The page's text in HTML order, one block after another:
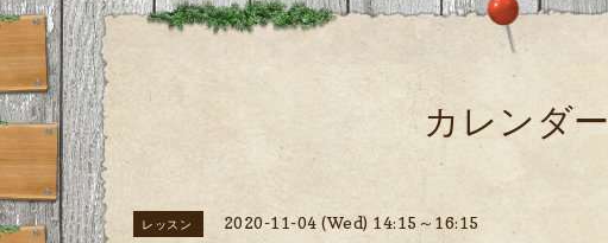
カレンダー
レッスン 2020-11-04 (Wed) 14:15～16:15